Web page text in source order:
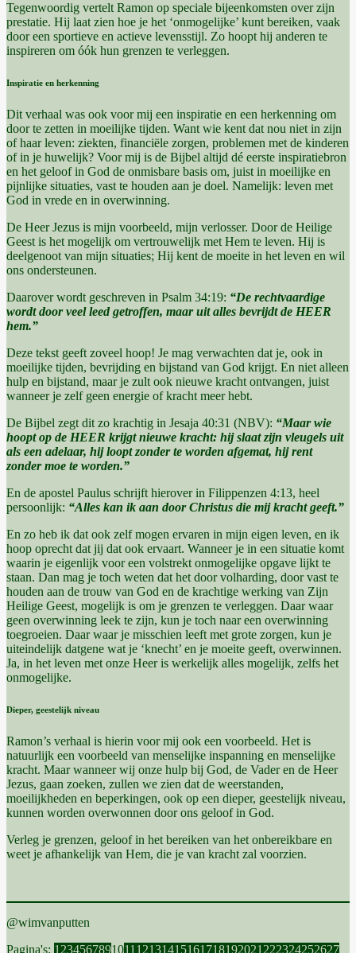
Tegenwoordig vertelt Ramon op speciale bijeenkomsten over zijn
prestatie. Hij laat zien hoe je het ‘onmogelijke’ kunt bereiken, vaak
door een sportieve en actieve levensstijl. Zo hoopt hij anderen te
inspireren om óók hun grenzen te verleggen.
Inspiratie en herkenning
Dit verhaal was ook voor mij een inspiratie en een herkenning om
door te zetten in moeilijke tijden. Want wie kent dat nou niet in zijn
of haar leven: ziekten, financiële zorgen, problemen met de kinderen
of in je huwelijk? Voor mij is de Bijbel altijd dé eerste inspiratiebron
en het geloof in God de onmisbare basis om, juist in moeilijke en
pijnlijke situaties, vast te houden aan je doel. Namelijk: leven met
God in vrede en in overwinning.
De Heer Jezus is mijn voorbeeld, mijn verlosser. Door de Heilige
Geest is het mogelijk om vertrouwelijk met Hem te leven. Hij is
deelgenoot van mijn situaties; Hij kent de moeite in het leven en wil
ons ondersteunen.
Daarover wordt geschreven in Psalm 34:19: “De rechtvaardige
wordt door veel leed getroffen, maar uit alles bevrijdt de HEER
hem.”
Deze tekst geeft zoveel hoop! Je mag verwachten dat je, ook in
moeilijke tijden, bevrijding en bijstand van God krijgt. En niet alleen
hulp en bijstand, maar je zult ook nieuwe kracht ontvangen, juist
wanneer je zelf geen energie of kracht meer hebt.
De Bijbel zegt dit zo krachtig in Jesaja 40:31 (NBV): “Maar wie
hoopt op de HEER krijgt nieuwe kracht: hij slaat zijn vleugels uit
als een adelaar, hij loopt zonder te worden afgemat, hij rent
zonder moe te worden.”
En de apostel Paulus schrijft hierover in Filippenzen 4:13, heel
persoonlijk: “Alles kan ik aan door Christus die mij kracht geeft.”
En zo heb ik dat ook zelf mogen ervaren in mijn eigen leven, en ik
hoop oprecht dat jij dat ook ervaart. Wanneer je in een situatie komt
waarin je eigenlijk voor een volstrekt onmogelijke opgave lijkt te
staan. Dan mag je toch weten dat het door volharding, door vast te
houden aan de trouw van God en de krachtige werking van Zijn
Heilige Geest, mogelijk is om je grenzen te verleggen. Daar waar
geen overwinning leek te zijn, kun je toch naar een overwinning
toegroeien. Daar waar je misschien leeft met grote zorgen, kun je
uiteindelijk datgene wat je ‘knecht’ en je moeite geeft, overwinnen.
Ja, in het leven met onze Heer is werkelijk alles mogelijk, zelfs het
onmogelijke.
Dieper, geestelijk niveau
Ramon’s verhaal is hierin voor mij ook een voorbeeld. Het is
natuurlijk een voorbeeld van menselijke inspanning en menselijke
kracht. Maar wanneer wij onze hulp bij God, de Vader en de Heer
Jezus, gaan zoeken, zullen we zien dat de weerstanden,
moeilijkheden en beperkingen, ook op een dieper, geestelijk niveau,
kunnen worden overwonnen door ons geloof in God.
Verleg je grenzen, geloof in het bereiken van het onbereikbare en
weet je afhankelijk van Hem, die je van kracht zal voorzien.
@wimvanputten
Pagina's: Pagina
1 ,Pagina
2,Pagina
3,Pagina
4,Pagina
5,Pagina
6,Pagina
7,Pagina
8,Pagina
9,Pagina
10,Pagina
11 ,Pagina
12,Pagina
13,Pagina
14,Pagina
15,Pagina
16,Pagina
17,Pagina
18,Pagina
19,Pagina
20,Pagina
21 ,Pagina
22,Pagina
23,Pagina
24,Pagina
25,Pagina
26,27,